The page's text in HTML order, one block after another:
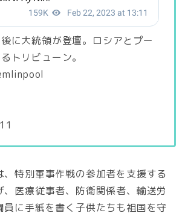
に大統領が登壇。ロシアとプー
トリビューン。
、特別軍事作戦の参加者を支援する
、医療従事者、防衛関係者、輸送労
に手紙を書く子供たちも祖国を守